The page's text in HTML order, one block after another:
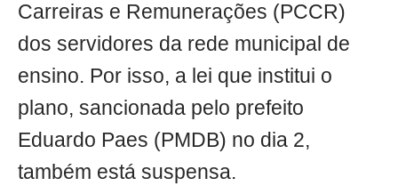
Carreiras e Remunerações (PCCR)
dos servidores da rede municipal de
ensino. Por isso, a lei que institui o
plano, sancionada pelo prefeito
Eduardo Paes (PMDB) no dia 2,
também está suspensa.